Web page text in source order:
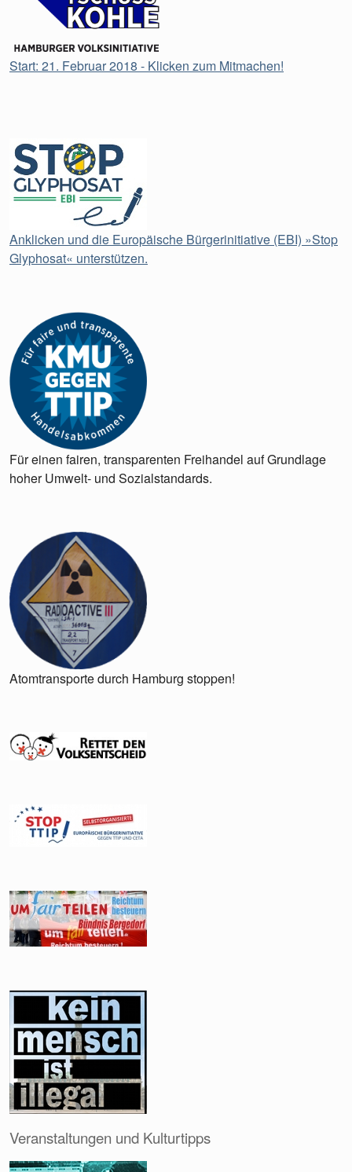
Start: 21. Februar 2018 - Klicken zum Mitmachen!
Anklicken und die Europäische Bürgerinitiative (EBI) »Stop
Glyphosat« unterstützen.
Für einen fairen, transparenten Freihandel auf Grundlage
hoher Umwelt- und Sozialstandards.
Atomtransporte durch Hamburg stoppen!
Veranstaltungen und Kulturtipps